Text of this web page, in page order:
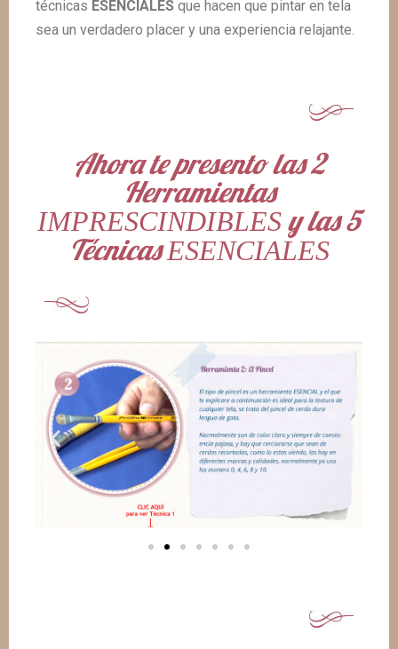
técnicas ESENCIALES que hacen que pintar en tela
sea un verdadero placer y una experiencia relajante.
Ahora te presento las 2
Herramientas
IMPRESCINDIBLESy las 5
TécnicasESENCIALES